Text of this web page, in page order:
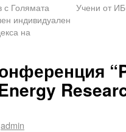
с Голямата
индивидуален
на
Учени от
admin